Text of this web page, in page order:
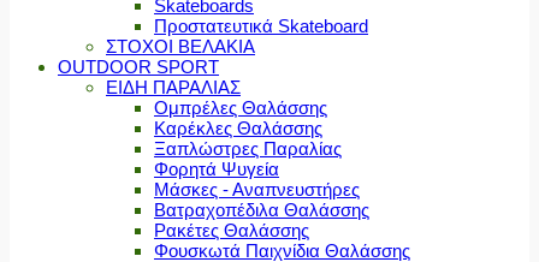
Skateboards
Προστατευτικά Skateboard
ΣΤΟΧΟΙ ΒΕΛΑΚΙΑ
OUTDOOR SPORT
ΕΙΔΗ ΠΑΡΑΛΙΑΣ
Ομπρέλες Θαλάσσης
Καρέκλες Θαλάσσης
Ξαπλώστρες Παραλίας
Φορητά Ψυγεία
Μάσκες - Αναπνευστήρες
Βατραχοπέδιλα Θαλάσσης
Ρακέτες Θαλάσσης
Φουσκωτά Παιχνίδια Θαλάσσης